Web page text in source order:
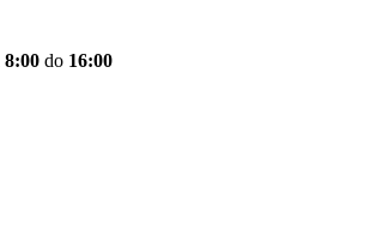
8:00do 16:00